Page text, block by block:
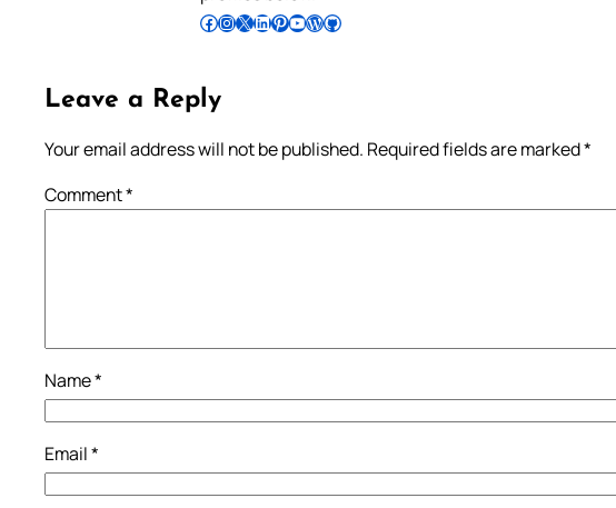
Follow Pradeep on Facebook Follow Pradeep on InstagramFollow Pradeep on X Follow Pradeep on LinkedIn Follow Pradeep on Pinterest Subscribe to Pradeep’s Youtube Channel Follow Pradeep on WordPress Follow Pradeep on GitHub
Leave a Reply
Your email address will not be published. Required fields are marked*
Comment*
Name*
Email*